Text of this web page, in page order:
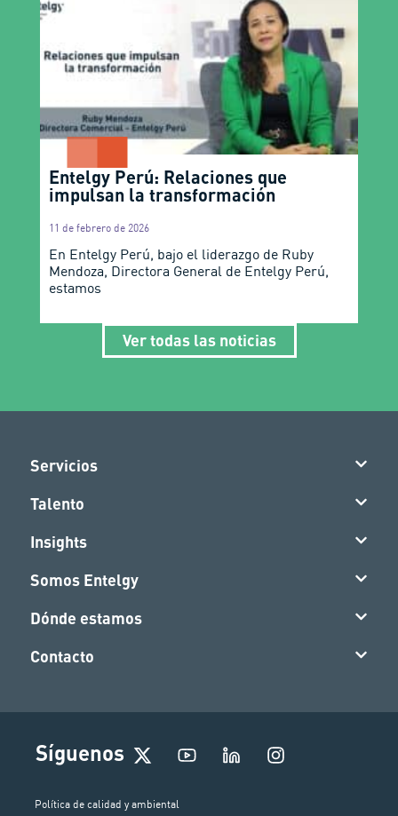
Entelgy Perú: Relaciones que
impulsan la transformación
11 de febrero de 2026
En Entelgy Perú, bajo el liderazgo de Ruby
Mendoza, Directora General de Entelgy Perú,
estamos
Ver todas las noticias
Servicios
Talento
Insights
Somos Entelgy
Dónde estamos
Contacto
Síguenos
I
n
Política de calidad y ambiental